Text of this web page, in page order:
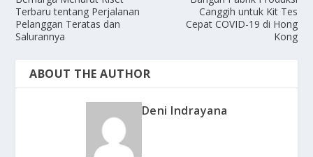
Terbaru tentang Perjalanan
Pelanggan Teratas dan
Salurannya
Canggih untuk Kit Tes
Cepat COVID-19 di Hong
Kong
ABOUT THE AUTHOR
Deni Indrayana